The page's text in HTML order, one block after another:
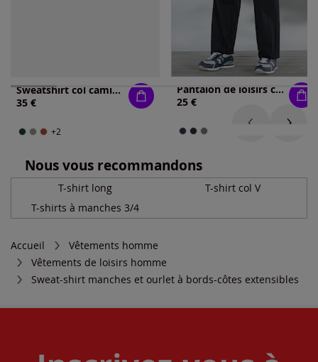
Sweatshirt col camionneur
35 €
+2
Pantalon de loisirs ceinture élastique confortable
25 €
Nous vous recommandons
T-shirt long
T-shirt col V
T-shirts à manches 3/4
Accueil
Vêtements homme
Vêtements de loisirs homme
Sweat-shirt manches et ourlet à bords-côtes extensibles